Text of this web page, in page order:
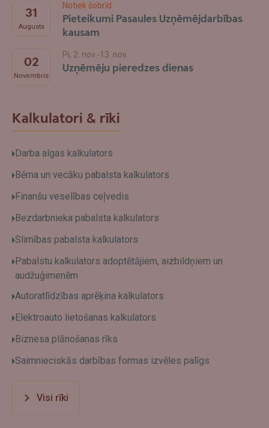
31
Augusts
Notiek šobrīd
Pieteikumi Pasaules Uzņēmējdarbības
kausam
02
Novembris
Pi, 2. nov.-13. nov.
Uzņēmēju pieredzes dienas
Kalkulatori & rīki
Darba algas kalkulators
Bērna un vecāku pabalsta kalkulators
Finanšu veselības ceļvedis
Bezdarbnieka pabalsta kalkulators
Slimības pabalsta kalkulators
Pabalstu kalkulators adoptētājiem, aizbildņiem un
audžuģimenēm
Autoratlīdzības aprēķina kalkulators
Elektroauto lietošanas kalkulators
Biznesa plānošanas rīks
Saimnieciskās darbības formas izvēles palīgs
Visi rīki